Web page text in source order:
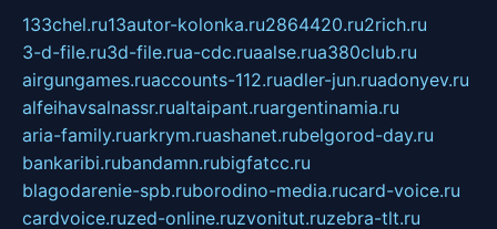
133chel.ru13autor-kolonka.ru2864420.ru2rich.ru
3-d-file.ru3d-file.rua-cdc.ruaalse.rua380club.ru
airgungames.ruaccounts-112.ruadler-jun.ruadonyev.ru
alfeihavsalnassr.rualtaipant.ruargentinamia.ru
aria-family.ruarkrym.ruashanet.rubelgorod-day.ru
bankaribi.rubandamn.rubigfatcc.ru
blagodarenie-spb.ruborodino-media.rucard-voice.ru
cardvoice.ruzed-online.ruzvonitut.ruzebra-tlt.ru